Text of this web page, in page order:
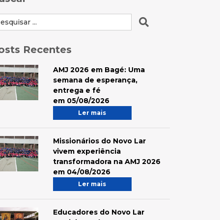
Recentes
AMJ 2026 em Bagé: Uma
semana de esperança,
entrega e fé
em 05/08/2026
Ler mais
Missionários do Novo Lar
vivem experiência
transformadora na AMJ 2026
em 04/08/2026
Ler mais
Educadores do Novo Lar